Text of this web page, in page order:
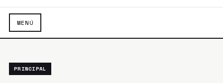
MENÚ
PRINCIPAL